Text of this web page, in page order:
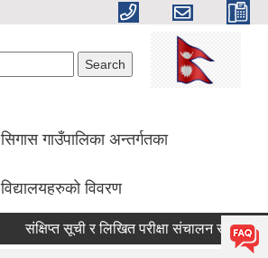
सिगास गाउँपालिका अन्तर्गतका
विद्यालयहरुको विवरण
संक्षिप्त सूची र लिखित परीक्षा संचालन सम्बन्धी